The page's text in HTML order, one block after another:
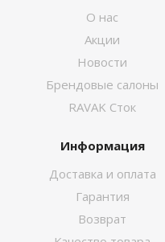
О нас
Акции
Новости
Брендовые салоны
RAVAK Сток
Информация
Доставка и оплата
Гарантия
Возврат